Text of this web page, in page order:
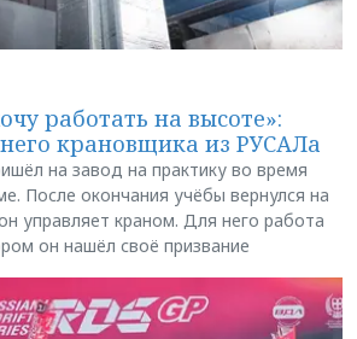
работать на высоте»:
крановщика из РУСАЛа
на завод на практику во время
После окончания учёбы вернулся на
управляет краном. Для него работа
он нашёл своё призвание